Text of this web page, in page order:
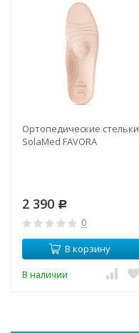
Ортопедические стельки
SolaMed FAVORA
2 390 Р
0
В корзину
В наличии